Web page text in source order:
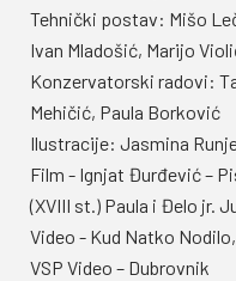
Tehnički postav: Mišo
Ivan Mladošić, Marijo
Konzervatorski radovi:
Mehičić, Paula Borković
Ilustracije: Jasmina
Film - Ignjat Đurđević –
(XVIII st.) Paula i Đelo jr.
Video - Kud Natko
VSP Video – Dubrovnik